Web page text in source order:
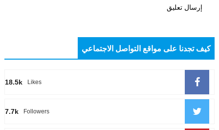
إرسال تعليق
كيف تجدنا على مواقع التواصل الاجتماعي
18.5k Likes
7.7k Followers